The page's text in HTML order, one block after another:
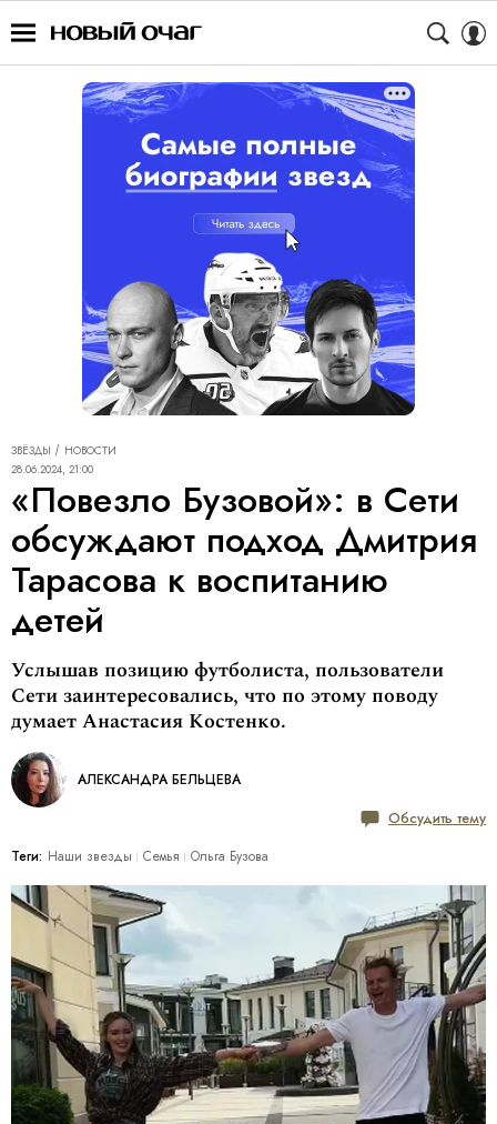
ЗВЁЗДЫ
НОВОСТИ
28.06.2024, 21:00
«Повезло Бузовой»: в Сети
обсуждают подход Дмитрия
Тарасова к воспитанию
детей
Услышав позицию футболиста, пользователи
Сети заинтересовались, что по этому поводу
думает Анастасия Костенко.
АЛЕКСАНДРА БЕЛЬЦЕВА
Обсудить тему
Теги: Наши звезды Семья Ольга Бузова